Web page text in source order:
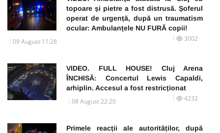
topoare și pietre a fost distrusă. Șoferul
operat de urgență, după un traumatism
ocular: Ambulanțele NU FURĂ copii!
09 August 11:28 3002
VIDEO. FULL HOUSE! Cluj Arena
ÎNCHISĂ: Concertul Lewis Capaldi,
arhiplin. Accesul a fost restricționat
08 August 22:20 4232
Primele reacții ale autorităților, după